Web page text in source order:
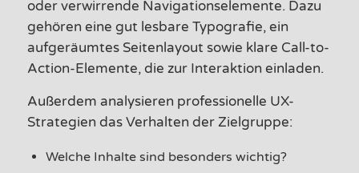
oder verwirrende Navigationselemente. Dazu
gehören eine gut lesbare Typografie, ein
aufgeräumtes Seitenlayout sowie klare Call-to-
Action-Elemente, die zur Interaktion einladen.
Außerdem analysieren professionelle UX-
Strategien das Verhalten der Zielgruppe:
Welche Inhalte sind besonders wichtig?